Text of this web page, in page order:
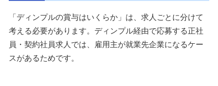
「ディンプルの賞与はいくらか」は、求人ごとに分けて
考える必要があります。ディンプル経由で応募する正社
員・契約社員求人では、雇用主が就業先企業になるケー
スがあるためです。